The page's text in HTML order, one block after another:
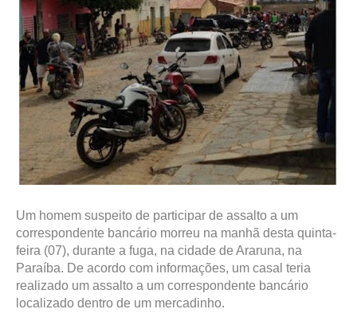
Um homem suspeito de participar de assalto a um
correspondente bancário morreu na manhã desta quinta-
feira (07), durante a fuga, na cidade de Araruna, na
Paraíba. De acordo com informações, um casal teria
realizado um assalto a um correspondente bancário
localizado dentro de um mercadinho.